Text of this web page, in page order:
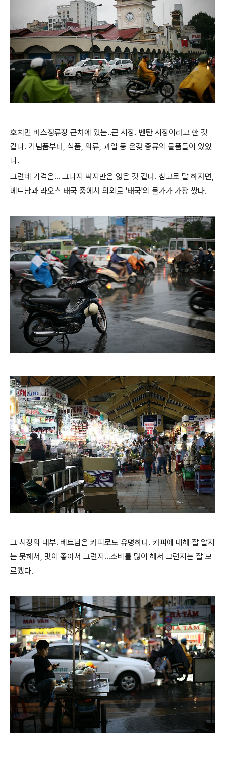
호치민 버스정류장 근처에 있는..큰 시장. 벤탄 시장이라고 한 것
같다. 기념품부터, 식품, 의류, 과일 등 온갖 종류의 물품들이 있었
다.
그런데 가격은... 그다지 싸지만은 않은 것 같다. 참고로 말 하자면,
베트남과 라오스 태국 중에서 의외로 '태국'의 물가가 가장 쌌다.
그 시장의 내부. 베트남은 커피로도 유명하다. 커피에 대해 잘 알지
는 못해서, 맛이 좋아서 그런지...소비를 많이 해서 그런지는 잘 모
르겠다.